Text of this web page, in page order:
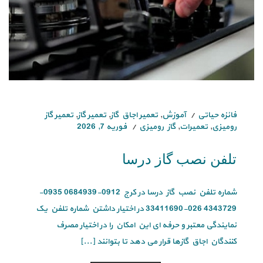
فائزه حیاتی آموزش, تعمیر اجاق گاز, تعمیر گاز, تعمیر گاز
رومیزی, تعمیرات,گاز رومیزی فوریه 7, 2026
تلفن نصب گاز درسا
شماره تلفن نصب گاز درسا در کرج 0912-0684939 0935-
4343729 026-33411690 در اختیار داشتن شماره تلفن یک
نمایندگی معتبر و حرفه ای این امکان را در اختیار مصرف
کنندگان اجاق گازها قرار می دهد تا بتوانند [...]